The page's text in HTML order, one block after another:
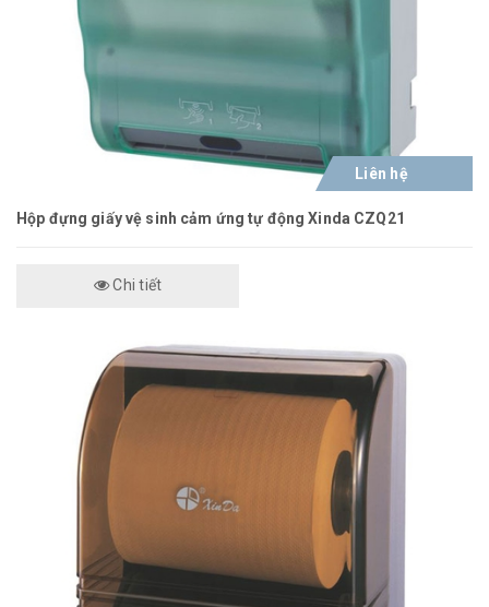
Liên hệ
Hộp đựng giấy vệ sinh cảm ứng tự động Xinda CZQ21
Chi tiết